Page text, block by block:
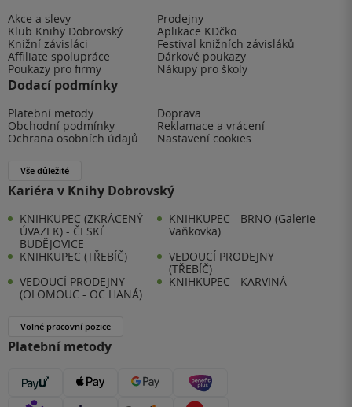
Akce a slevy
Prodejny
Klub Knihy Dobrovský
Aplikace KDčko
Knižní závisláci
Festival knižních závisláků
Affiliate spolupráce
Dárkové poukazy
Poukazy pro firmy
Nákupy pro školy
Dodací podmínky
Platební metody
Doprava
Obchodní podmínky
Reklamace a vrácení
Ochrana osobních údajů
Nastavení cookies
Vše důležité
Kariéra v Knihy Dobrovský
KNIHKUPEC (ZKRÁCENÝ
ÚVAZEK) - ČESKÉ
BUDĚJOVICE
KNIHKUPEC - BRNO (Galerie
Vaňkovka)
KNIHKUPEC (TŘEBÍČ)
VEDOUCÍ PRODEJNY
(TŘEBÍČ)
VEDOUCÍ PRODEJNY
(OLOMOUC - OC HANÁ)
KNIHKUPEC - KARVINÁ
Volné pracovní pozice
Platební metody